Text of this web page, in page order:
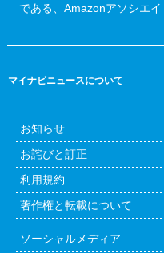
である、Amazonアソシエイ
マイナビニュースについて
お知らせ
お詫びと訂正
利用規約
著作権と転載について
ソーシャルメディア